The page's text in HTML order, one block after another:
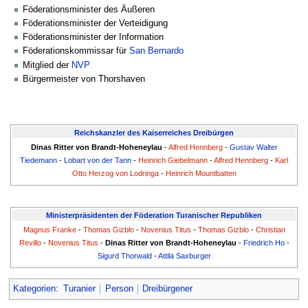
Föderationsminister des Äußeren
Föderationsminister der Verteidigung
Föderationsminister der Information
Föderationskommissar für San Bernardo
Mitglied der NVP
Bürgermeister von Thorshaven
Reichskanzler des Kaiserreiches Dreibürgen
Dinas Ritter von Brandt-Hoheneylau -Alfred Hennberg- Gustav Walter
Tiedemann - Lobart von der Tann - Heinrich Giebelmann -Alfred Hennberg - Karl
Otto Herzog von Lodringa- Heinrich Mountbatten
Ministerpräsidenten der Föderation Turanischer Republiken
Magnus Franke- Thomas Gizblo- Novenius Titus - Thomas Gizblo- Christian
Revillo- Novenius Titus - Dinas Ritter von Brandt-Hoheneylau - Friedrich Ho-
Sigurd Thorwald-Attila Saxburger
Kategorien: Turanier Person Dreibürgener